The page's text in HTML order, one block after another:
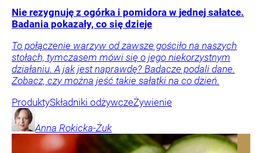
Nie rezygnuję z ogórka i pomidora w jednej sałatce.
Badania pokazały, co się dzieje
To połączenie warzyw od zawsze gościło na naszych
stołach, tymczasem mówi się o jego niekorzystnym
działaniu. A jak jest naprawdę? Badacze podali dane.
Zobacz, czy można jeść takie sałatki na co dzień.
ProduktySkładniki odżywczeŻywienie
Anna Rokicka-Żuk